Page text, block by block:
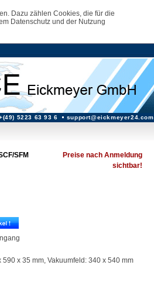
Dazu zählen Cookies, die für die
Datenschutz und der Nutzung
5223 63 93 6 support@eickmeyer24.com
SFM
Preise nach Anmeldung
sichtbar!
590 x 35 mm, Vakuumfeld: 340 x 540 mm